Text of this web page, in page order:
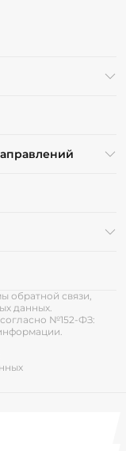
обратной связи,
данных.
№152-ФЗ: